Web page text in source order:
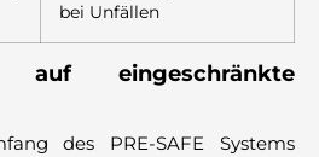
bei Unfällen
eingeschränkte
des PRE-SAFE Systems